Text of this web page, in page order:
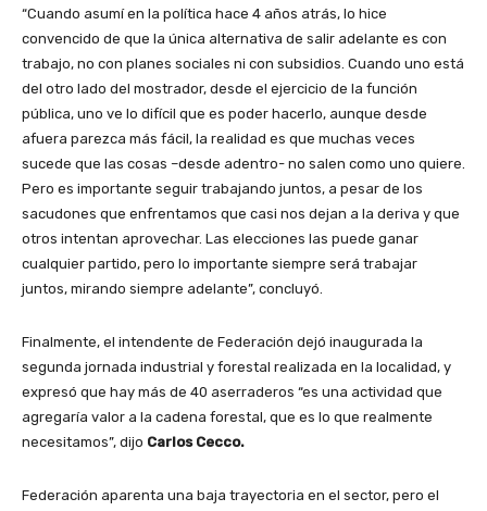
“Cuando asumí en la política hace 4 años atrás, lo hice
convencido de que la única alternativa de salir adelante es con
trabajo, no con planes sociales ni con subsidios. Cuando uno está
del otro lado del mostrador, desde el ejercicio de la función
pública, uno ve lo difícil que es poder hacerlo, aunque desde
afuera parezca más fácil, la realidad es que muchas veces
sucede que las cosas –desde adentro- no salen como uno quiere.
Pero es importante seguir trabajando juntos, a pesar de los
sacudones que enfrentamos que casi nos dejan a la deriva y que
otros intentan aprovechar. Las elecciones las puede ganar
cualquier partido, pero lo importante siempre será trabajar
juntos, mirando siempre adelante”, concluyó.
Finalmente, el intendente de Federación dejó inaugurada la
segunda jornada industrial y forestal realizada en la localidad, y
expresó que hay más de 40 aserraderos “es una actividad que
agregaría valor a la cadena forestal, que es lo que realmente
necesitamos”, dijo Carlos Cecco.
Federación aparenta una baja trayectoria en el sector, pero el